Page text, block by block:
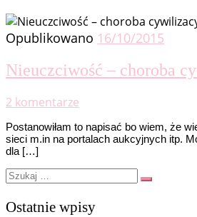
Opublikowano 16/10/2015
Nieuczciwość – choroba
2 komentarze
Postanowiłam to napisać bo wiem, że
sieci m.in na portalach aukcyjnych itp.
dla […]
Szukaj
Szukaj
Ostatnie wpisy